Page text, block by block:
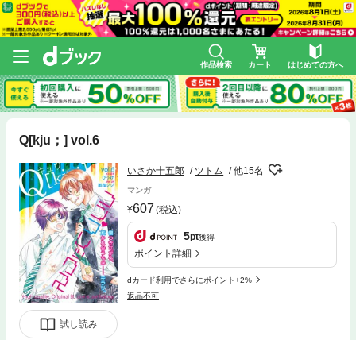
作品検索 カート はじめての方へ
Q[kju；] vol.6
試し読み
いさか十五郎 ツトム 他15名
マンガ
607 (税込)
5pt獲得
ポイント詳細
dカード利用でさらにポイント+2%
返品不可